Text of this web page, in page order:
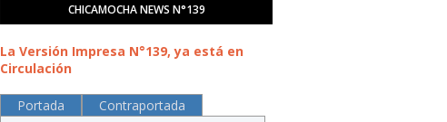
CHICAMOCHA NEWS N°139
La Versión Impresa N°139, ya está en
Circulación
Portada Contraportada